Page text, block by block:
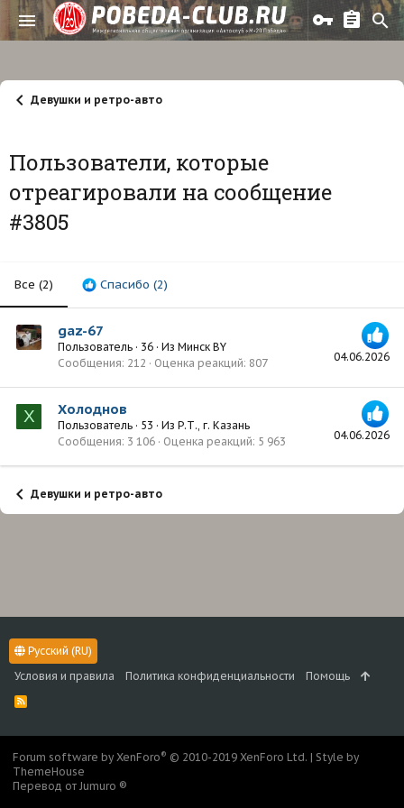
Девушки и ретро-авто
Пользователи, которые
отреагировали на сообщение
#3805
Все (2) Спасибо (2)
04.06.2026
gaz-67
Пользователь · 36 · Из Минск BY
Сообщения 212 Оценка реакций 807
Х
04.06.2026
Холоднов
Пользователь · 53 · Из Р.Т., г. Казань
Сообщения 3 106 Оценка реакций 5 963
Девушки и ретро-авто
Русский (RU)
Условия и правила
Политика конфиденциальности Помощь
R
S
Forum software by XenForo® © 2010-2019 XenForo Ltd. | Style by
ThemeHouse
Перевод от Jumuro ®